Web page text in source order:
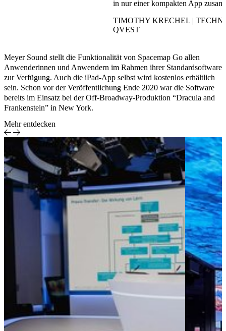
in nur einer kompakten App
TIMOTHY KRECHEL |
QVEST
Meyer Sound stellt die Funktionalität von Spacemap Go allen
Anwenderinnen und Anwendern im Rahmen ihrer Standardsoftware
zur Verfügung. Auch die iPad-App selbst wird kostenlos erhältlich
sein. Schon vor der Veröffentlichung Ende 2020 war die Software
bereits im Einsatz bei der Off-Broadway-Produktion “Dracula and
Frankenstein” in New York.
Mehr entdecken